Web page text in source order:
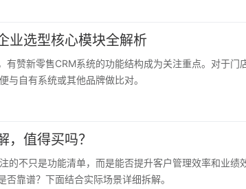
业选型核心模块全解析
赞新零售CRM系统的功能结构成为关注重点。对于
与自有系统或其他品牌做比对。
，值得买吗？
的不只是功能清单，而是能否提升客户管理效率和业
靠谱？下面结合实际场景详细拆解。